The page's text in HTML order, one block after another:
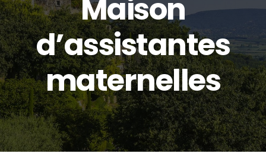
Maison
d’assistantes
maternelles